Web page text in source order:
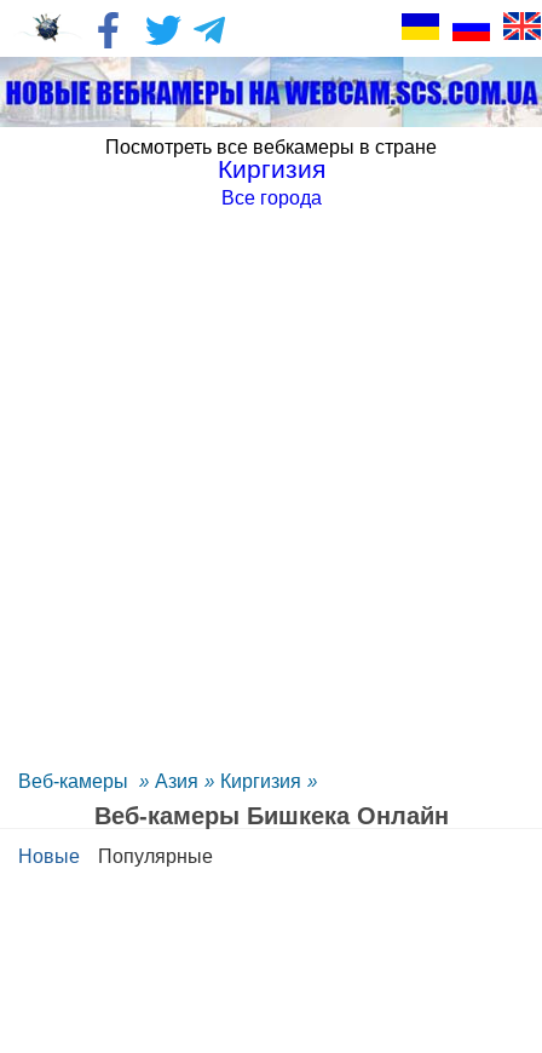
Посмотреть все вебкамеры в стране
Киргизия
Все города
Веб-камеры » Азия » Киргизия »
Веб-камеры Бишкека Oнлайн
Новые Популярные